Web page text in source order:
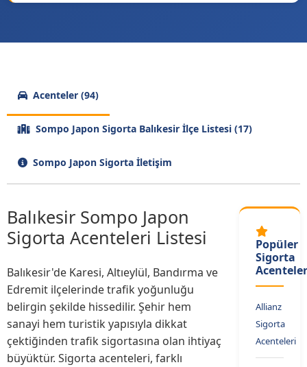
Acenteler (94)
Sompo Japon Sigorta Balıkesir İlçe Listesi (17)
Sompo Japon Sigorta İletişim
Balıkesir Sompo Japon
Sigorta Acenteleri Listesi
Balıkesir'de Karesi, Altıeylül, Bandırma ve
Edremit ilçelerinde trafik yoğunluğu
belirgin şekilde hissedilir. Şehir hem
sanayi hem turistik yapısıyla dikkat
çektiğinden trafik sigortasına olan ihtiyaç
büyüktür. Sigorta acenteleri, farklı
Popüler
Sigorta
Allianz
Sigorta
Acenteleri